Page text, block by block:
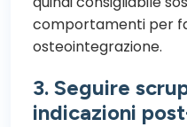
comportamenti per
osteointegrazione.
3. Seguire
indicazioni